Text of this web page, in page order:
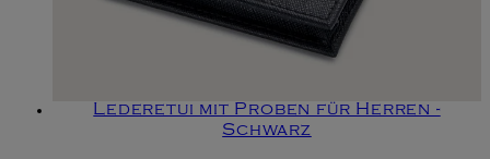
Lederetui mit Proben für Herren -
Schwarz